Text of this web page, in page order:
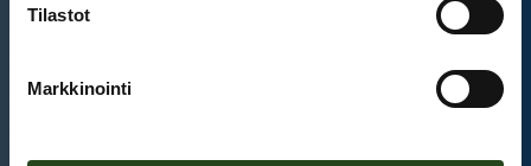
Tilastot
Markkinointi